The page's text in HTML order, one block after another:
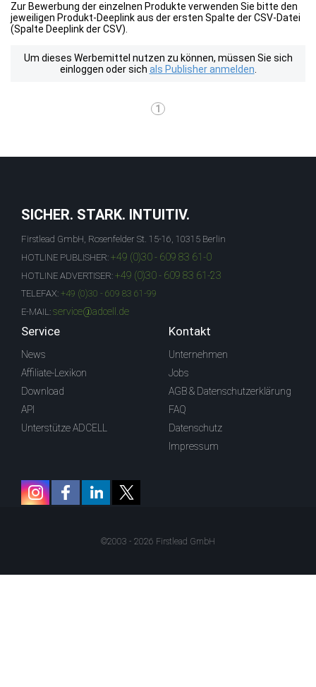
Zur Bewerbung der einzelnen Produkte verwenden Sie bitte den
jeweiligen Produkt-Deeplink aus der ersten Spalte der CSV-Datei
(Spalte Deeplink der CSV).
Um dieses Werbemittel nutzen zu können, müssen Sie sich
einloggen oder sich als Publisher anmelden
1
SICHER. STARK. INTUITIV.
Firstlead GmbH, Rosenfelder St. 15-16, 10315 Berlin
HOTLINE PUBLISHER: +49 (0)30 - 609 83 61-0
HOTLINE ADVERTISER: +49 (0)30 - 609 83 61-23
TELEFAX: +49 (0)30 - 609 83 61-99
E-MAIL: service@adcell.de
Service
News
Affiliate-Lexikon
Download
API
Unterstütze ADCELL
Kontakt
Unternehmen
Jobs
AGB & Datenschutzerklärung
FAQ
Datenschutz
Impressum
©2003 - 2026 Firstlead GmbH